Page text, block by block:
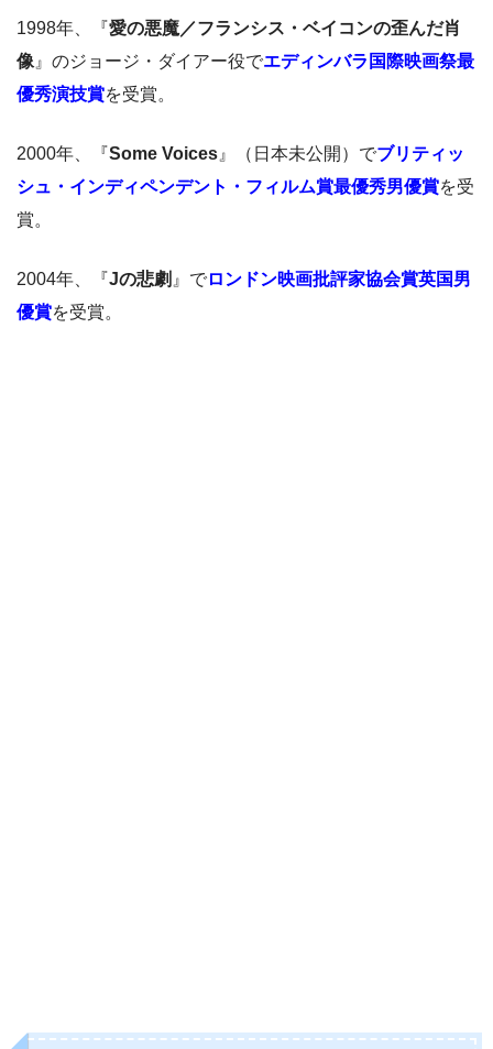
1998年、『愛の悪魔／フランシス・ベイコンの歪んだ肖
像』のジョージ・ダイアー役でエディンバラ国際映画祭最
優秀演技賞を受賞。
2000年、『Some Voices』（日本未公開）でブリティッ
シュ・インディペンデント・フィルム賞最優秀男優賞を受
賞。
2004年、『Jの悲劇 』でロンドン映画批評家協会賞英国男
優賞を受賞。